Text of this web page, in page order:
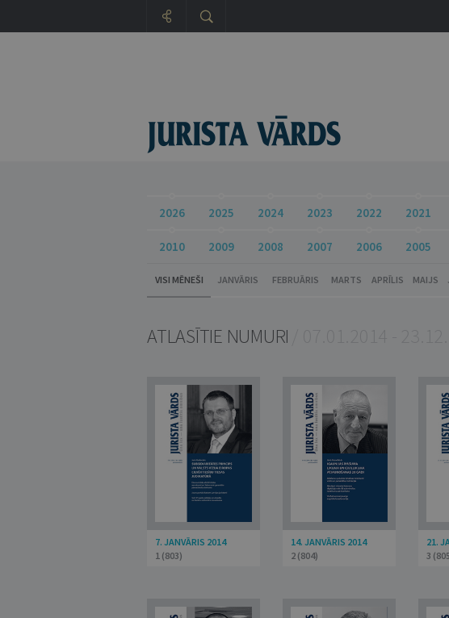
2026 2025 2024 2023 2022 2021
2010 2009 2008 2007 2006 2005
VISI MĒNEŠI JANVĀRIS FEBRUĀRIS MARTS APRĪLIS MAIJS
ATLASĪTIE NUMURI
7. JANVĀRIS 2014
1 (803)
14. JANVĀRIS 2014
2 (804)
21.
3